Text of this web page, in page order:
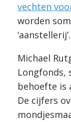
vechten
worden
‘aanstellerij’.
Michael
Longfonds,
behoefte is
De cijfers